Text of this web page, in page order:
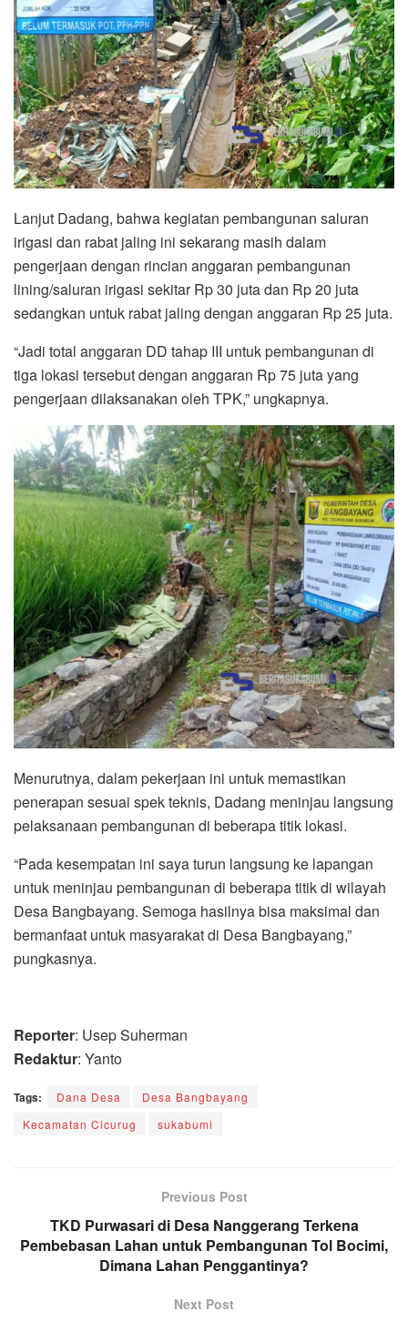
Lanjut Dadang, bahwa kegiatan pembangunan saluran
irigasi dan rabat jaling ini sekarang masih dalam
pengerjaan dengan rincian anggaran pembangunan
lining/saluran irigasi sekitar Rp 30 juta dan Rp 20 juta
sedangkan untuk rabat jaling dengan anggaran Rp 25 juta.
“Jadi total anggaran DD tahap III untuk pembangunan di
tiga lokasi tersebut dengan anggaran Rp 75 juta yang
pengerjaan dilaksanakan oleh TPK,” ungkapnya.
Menurutnya, dalam pekerjaan ini untuk memastikan
penerapan sesuai spek teknis, Dadang meninjau langsung
pelaksanaan pembangunan di beberapa titik lokasi.
“Pada kesempatan ini saya turun langsung ke lapangan
untuk meninjau pembangunan di beberapa titik di wilayah
Desa Bangbayang. Semoga hasilnya bisa maksimal dan
bermanfaat untuk masyarakat di Desa Bangbayang,”
pungkasnya.
Reporter: Usep Suherman
Redaktur: Yanto
Tags: Dana Desa
Desa Bangbayang
Kecamatan Cicurug
sukabumi
Previous Post
TKD Purwasari di Desa Nanggerang Terkena
Pembebasan Lahan untuk Pembangunan Tol Bocimi,
Dimana Lahan Penggantinya?
Next Post